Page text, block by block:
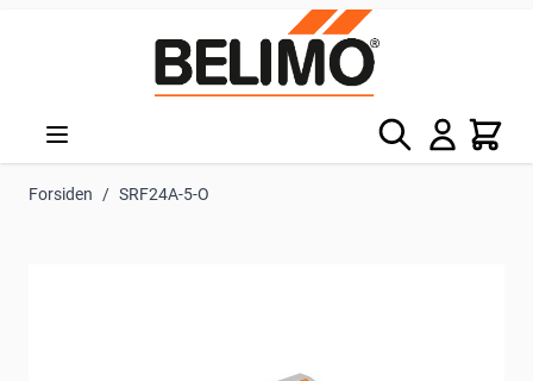
Søg Kurv
Forsiden / SRF24A-5-O